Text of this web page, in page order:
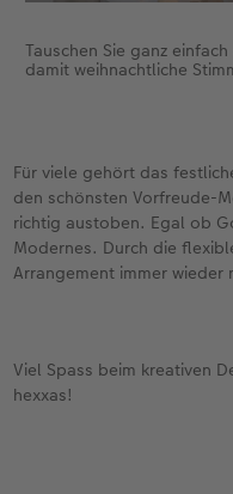
Tauschen Sie ganz
damit weihnachtliche
Für viele gehört das
den schönsten Vorfreude-
richtig austoben. Egal ob
Modernes. Durch die
Arrangement immer wieder
Viel Spass beim kreativen
hexxas!